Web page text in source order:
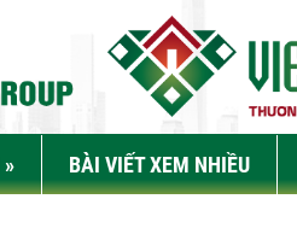
» BÀI VIẾT XEM NHIỀU